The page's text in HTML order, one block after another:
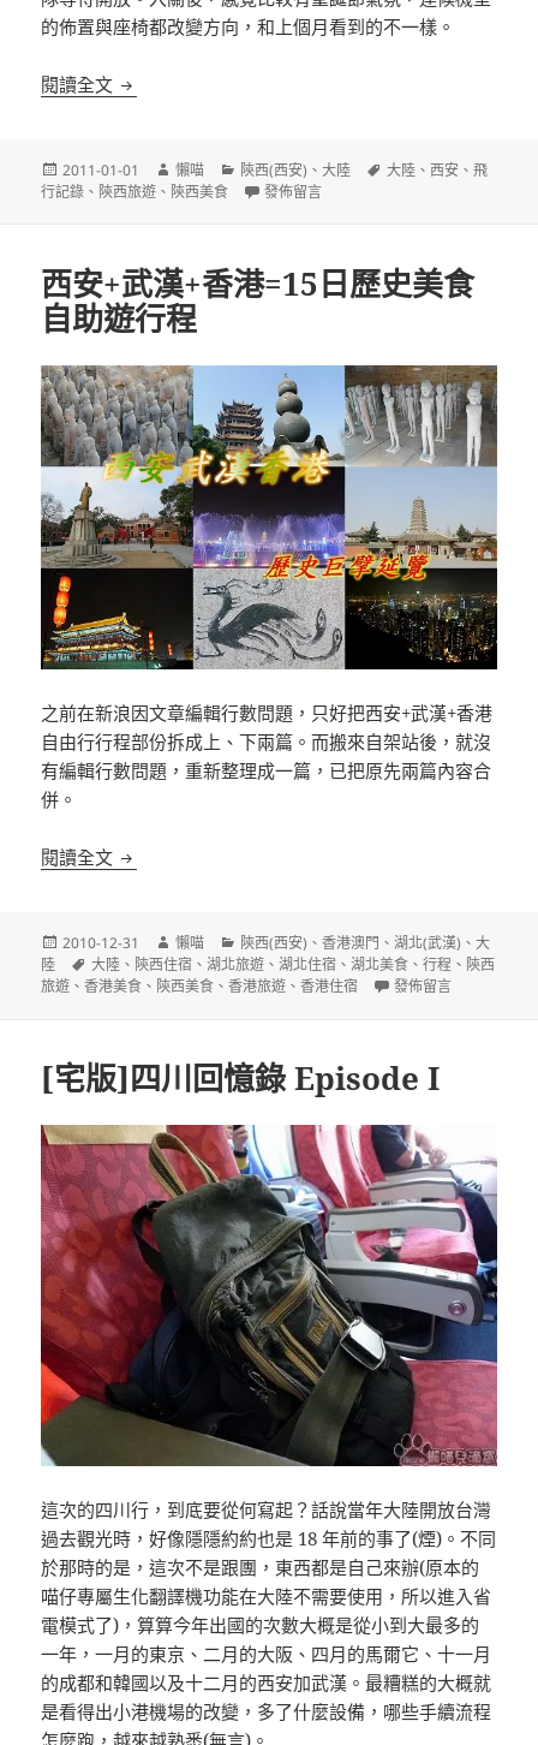
的佈置與座椅都改變方向，和上個月看到的不一樣。
閱讀全文 飛往千年古都西安：港龍航空(高雄-香港)、東方航
發
佈
2011-01-01
作
者
懶喵
分
類
陝西(西安) 、大陸
標
大陸 、西安 、飛
行記錄 、 陝西旅遊 、 陝西美食 在〈飛往千年古都西安：港龍航空(高雄-
發佈留言
西安+武漢+香港=15日歷史美食
自助遊行程
之前在新浪因文章編輯行數問題，只好把西安+武漢+香港
自由行行程部份拆成上、下兩篇。而搬來自架站後，就沒
有編輯行數問題，重新整理成一篇，已把原先兩篇內容合
併。
閱讀全文 西安+武漢+香港=15日歷史美食自助遊行程
發
佈
日
2010-12-31
作
者
懶喵
分
類
陝西(西安) 、香港澳門 、湖北(武漢) 、大
陸
標
籤
大陸 、 陝西住宿 、湖北旅遊 、湖北住宿 、湖北美食 、行程 、 陝西
旅遊 、香港美食 、 陝西美食 、香港旅遊 、香港住宿 在〈西安+武漢+香港
發佈留言
[宅版]四川回憶錄 Episode I
這次的四川行，到底要從何寫起？話說當年大陸開放台灣
過去觀光時，好像隱隱約約也是 18 年前的事了(煙)。不同
於那時的是，這次不是跟團，東西都是自己來辦(原本的
喵仔專屬生化翻譯機功能在大陸不需要使用，所以進入省
電模式了)，算算今年出國的次數大概是從小到大最多的
一年，一月的東京、二月的大阪、四月的馬爾它、十一月
的成都和韓國以及十二月的西安加武漢。最糟糕的大概就
是看得出小港機場的改變，多了什麼設備，哪些手續流程